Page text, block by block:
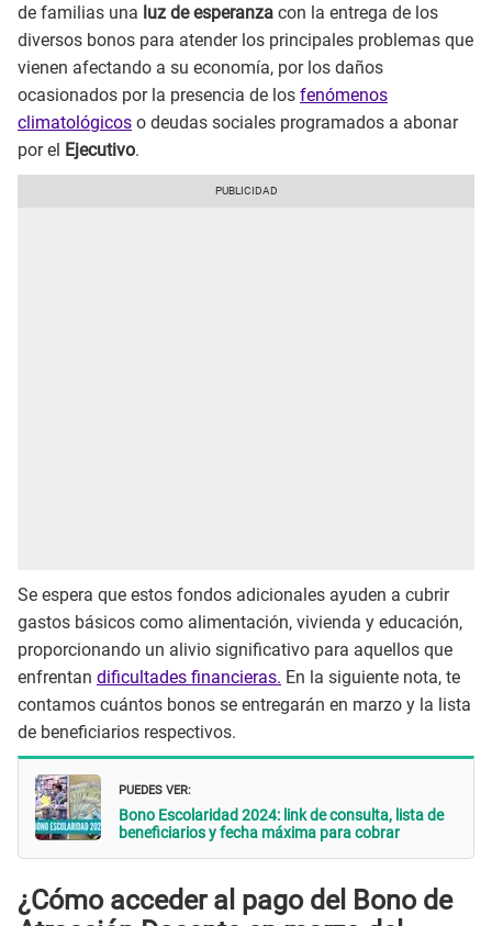
de familias una luz de esperanza con la entrega de los
diversos bonos para atender los principales problemas que
vienen afectando a su economía, por los daños
ocasionados por la presencia de los fenómenos
climatológicos o deudas sociales programados a abonar
por el Ejecutivo.
Se espera que estos fondos adicionales ayuden a cubrir
gastos básicos como alimentación, vivienda y educación,
proporcionando un alivio significativo para aquellos que
enfrentan dificultades financieras. En la siguiente nota, te
contamos cuántos bonos se entregarán en marzo y la lista
de beneficiarios respectivos.
PUEDES VER:
Bono Escolaridad 2024: link de consulta, lista de
beneficiarios y fecha máxima para cobrar
¿Cómo acceder al pago del Bono de